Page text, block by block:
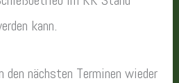
kann.
den nächsten Terminen wieder